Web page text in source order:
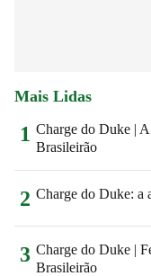
Mais Lidas
1 Charge do Duke |
Brasileirão
2 Charge do Duke: a
3 Charge do Duke |
Brasileirão